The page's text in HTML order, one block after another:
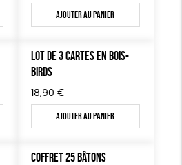
Ajouter au panier
LOT DE 3 CARTES EN BOIS-
BIRDS
18,90 €
Ajouter au panier
COFFRET 25 BÂTONS